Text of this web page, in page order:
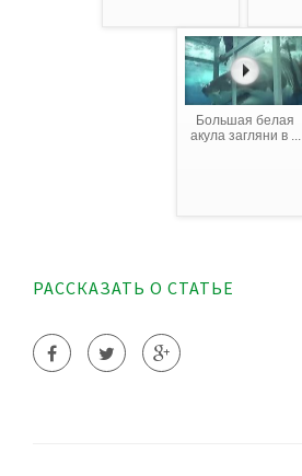
Большая белая
акула загляни в ...
РАССКАЗАТЬ О СТАТЬЕ